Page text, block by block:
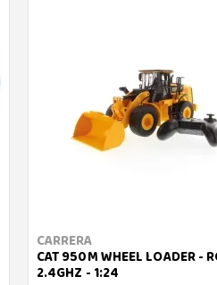
CARRERA
CAT 950M WHEEL LOADER -
2.4GHZ - 1:24